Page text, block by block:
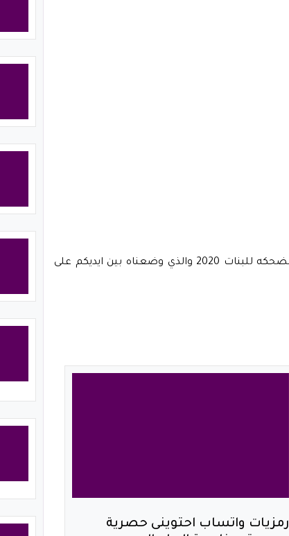
نصل لنهاية التقديم الذي كان خاص بطرح اسماء قروبات مضحكه للبنات 2020 والذي وضعناه بين ايديكم على
رمزيات واتساب احتوينى حصرية